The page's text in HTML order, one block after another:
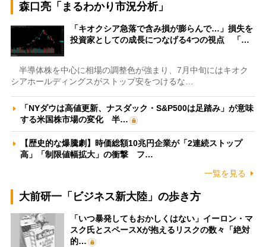
森口亮「まるわかり市況分析」
「キオクシア急落で含み損が膨らんで…」損失を
投資家としての成長につなげる4つの視点 「…
半導体株を中心に相場の調整色が強まり、7月中旬にはキオク
シアホールディングスがストップ安をつけるな…
「NYダウは高値更新、ナスダック・S&P500は足踏み」が意味
する米国株市場の変化 半…
【歴史的な爆騰劇】時価総額10兆円企業が「2連続ストップ
高」「制限値幅拡大」の衝撃 フ…
一覧を見る
大前研一「ビジネス新大陸」の歩き方
「いつ暴発してもおかしくはない」イーロン・マ
スク氏とスペースXが抱えるリスクの数々「絶対
的…